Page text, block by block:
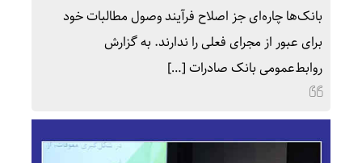
بانک‌ها چاره‌ای جز اصلاح فرآیند وصول مطالبات خود
برای عبور از مجرای فعلی را ندارند. به گزارش
روابط‌عمومی بانک صادرات […]